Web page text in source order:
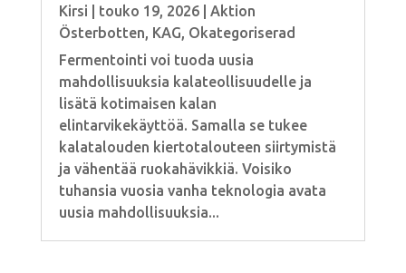
Kirsi touko 19, 2026| Aktion
Österbotten KAG Okategoriserad
Fermentointi voi tuoda uusia
mahdollisuuksia kalateollisuudelle ja
lisätä kotimaisen kalan
elintarvikekäyttöä. Samalla se tukee
kalatalouden kiertotalouteen siirtymistä
ja vähentää ruokahävikkiä. Voisiko
tuhansia vuosia vanha teknologia avata
uusia mahdollisuuksia...